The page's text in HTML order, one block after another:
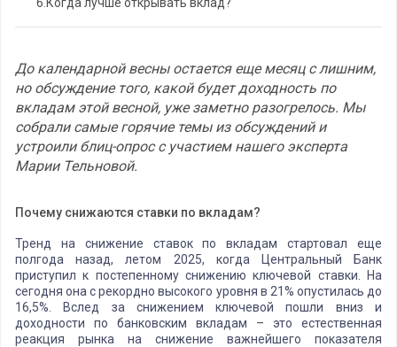
До календарной весны остается еще месяц с лишним,
но обсуждение того, какой будет доходность по
вкладам этой весной, уже заметно разогрелось. Мы
собрали самые горячие темы из обсуждений и
устроили блиц-опрос с участием нашего эксперта
Марии Тельновой.
Почему снижаются ставки по вкладам?
Тренд на снижение ставок по вкладам стартовал еще
полгода назад, летом 2025, когда Центральный Банк
приступил к постепенному снижению ключевой ставки. На
сегодня она с рекордно высокого уровня в 21% опустилась до
16,5%. Вслед за снижением ключевой пошли вниз и
доходности по банковским вкладам – это естественная
реакция рынка на снижение важнейшего показателя